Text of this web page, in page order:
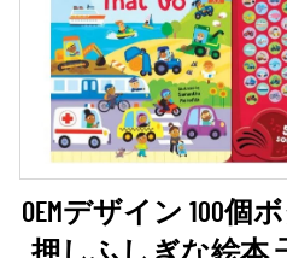
OEMデザイン 100個